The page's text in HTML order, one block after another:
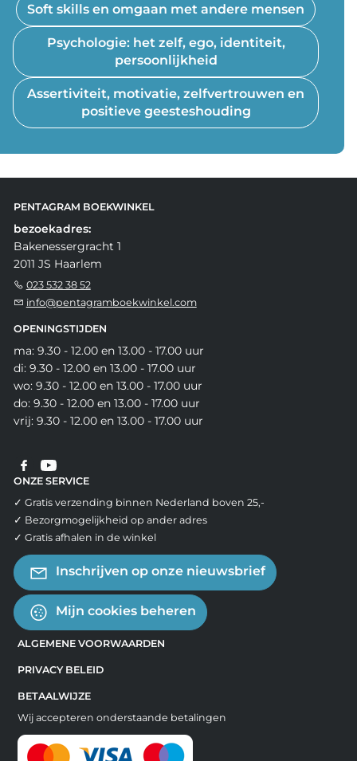
Soft skills en omgaan met andere mensen
Psychologie: het zelf, ego, identiteit,
persoonlijkheid
Assertiviteit, motivatie, zelfvertrouwen en
positieve geesteshouding
PENTAGRAM BOEKWINKEL
bezoekadres:
Bakenessergracht 1
2011 JS Haarlem
023 532 38 52
info@pentagramboekwinkel.com
OPENINGSTIJDEN
ma: 9.30 - 12.00 en 13.00 - 17.00 uur
di: 9.30 - 12.00 en 13.00 - 17.00 uur
wo: 9.30 - 12.00 en 13.00 - 17.00 uur
do: 9.30 - 12.00 en 13.00 - 17.00 uur
vrij: 9.30 - 12.00 en 13.00 - 17.00 uur
ONZE SERVICE
✓ Gratis verzending binnen Nederland boven 25,-
✓ Bezorgmogelijkheid op ander adres
✓ Gratis afhalen in de winkel
Inschrijven op onze nieuwsbrief
Mijn cookies beheren
ALGEMENE VOORWAARDEN
PRIVACY BELEID
BETAALWIJZE
Wij accepteren onderstaande betalingen